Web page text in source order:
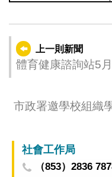
上一則新聞
體育健康諮詢站5
市政署邀學校組織
社會工作局
（853）2836